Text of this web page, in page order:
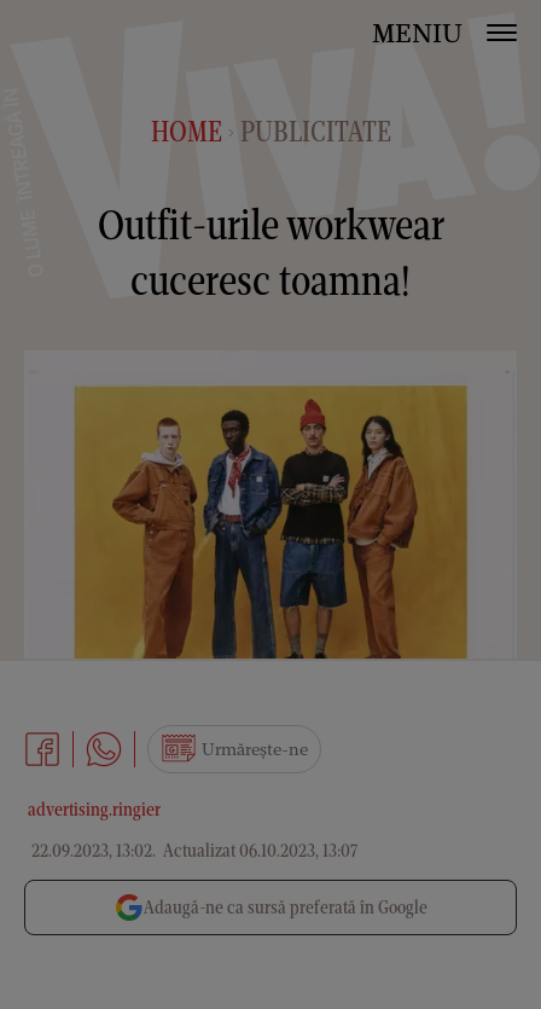
MENIU
HOME > PUBLICITATE
Outfit-urile workwear
cuceresc toamna!
advertising.ringier
22.09.2023, 13:02. Actualizat 06.10.2023, 13:07
Urmărește-ne
Adaugă-ne ca sursă preferată în Google